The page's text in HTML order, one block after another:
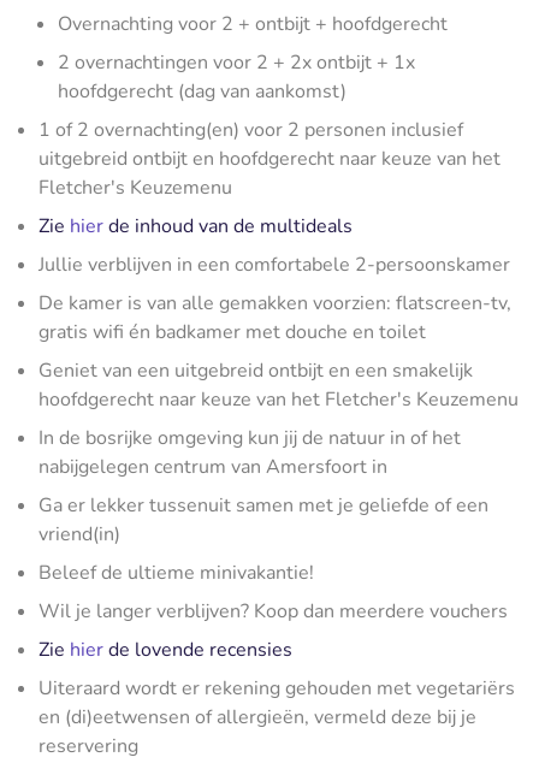
Overnachting voor 2 + ontbijt + hoofdgerecht
2 overnachtingen voor 2 + 2x ontbijt + 1x
hoofdgerecht (dag van aankomst)
1 of 2 overnachting(en) voor 2 personen inclusief
uitgebreid ontbijt en hoofdgerecht naar keuze van het
Fletcher's Keuzemenu
Zie hierde inhoud van de multideals
Jullie verblijven in een comfortabele 2-persoonskamer
De kamer is van alle gemakken voorzien: flatscreen-tv,
gratis wifi én badkamer met douche en toilet
Geniet van een uitgebreid ontbijt en een smakelijk
hoofdgerecht naar keuze van het Fletcher's Keuzemenu
In de bosrijke omgeving kun jij de natuur in of het
nabijgelegen centrum van Amersfoort in
Ga er lekker tussenuit samen met je geliefde of een
vriend(in)
Beleef de ultieme minivakantie!
Wil je langer verblijven? Koop dan meerdere vouchers
Zie hierde lovende recensies
Uiteraard wordt er rekening gehouden met vegetariërs
en (di)eetwensen of allergieën, vermeld deze bij je
reservering